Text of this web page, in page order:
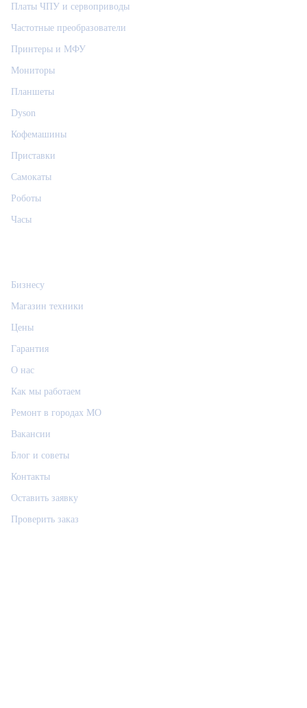
Платы ЧПУ и сервоприводы
Частотные преобразователи
Принтеры и МФУ
Мониторы
Планшеты
Dyson
Кофемашины
Приставки
Самокаты
Роботы
Часы
Бизнесу
Магазин техники
Цены
Гарантия
О нас
Как мы работаем
Ремонт в городах МО
Вакансии
Блог и советы
Контакты
Оставить заявку
Проверить заказ